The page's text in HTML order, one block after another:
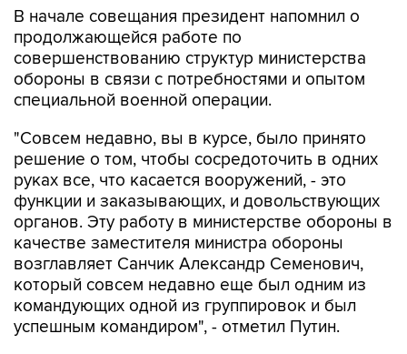
совершенствованию структур министерства
обороны в связи с потребностями и опытом
специальной военной операции.
"Совсем недавно, вы в курсе, было принято
руках все, что касается вооружений, - это
функции и заказывающих, и довольствующих
органов. Эту работу в министерстве обороны в
качестве заместителя министра обороны
возглавляет Санчик Александр Семенович,
который совсем недавно еще был одним из
командующих одной из группировок и был
успешным командиром", - отметил Путин.
Обращаясь к Солодчуку, президент заметил,